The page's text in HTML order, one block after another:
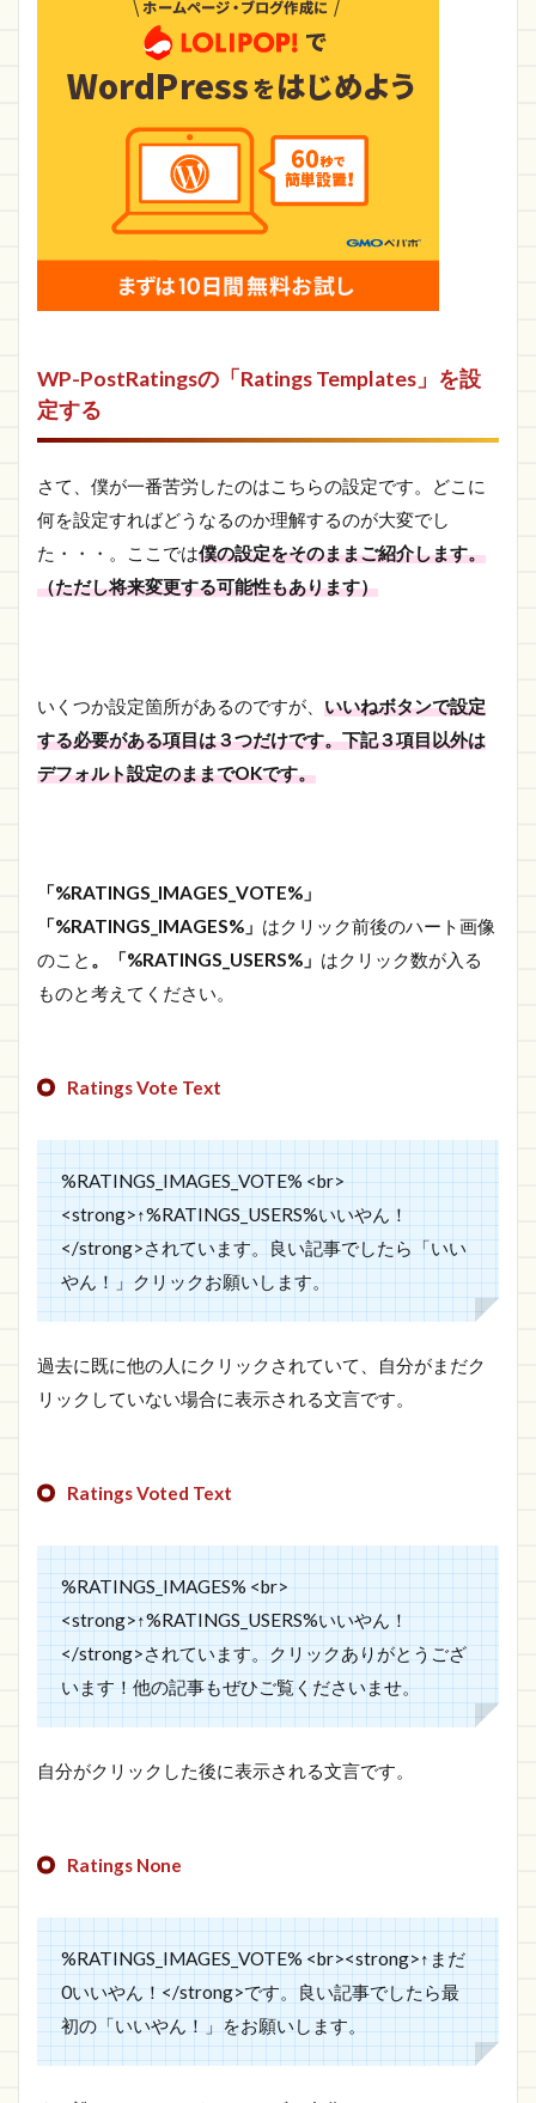
WP-PostRatingsの「Ratings Templates」を設
定する
さて、僕が一番苦労したのはこちらの設定です。どこに
何を設定すればどうなるのか理解するのが大変でし
た・・・。ここでは僕の設定をそのままご紹介します。
（ただし将来変更する可能性もあります）
いくつか設定箇所があるのですが、 いいねボタンで設定
する必要がある項目は３つだけです。下記３項目以外は
デフォルト設定のままでOKです。
「%RATINGS_IMAGES_VOTE%」
「%RATINGS_IMAGES%」 はクリック前後のハート画像
のこと 。「%RATINGS_USERS%」 はクリック数が入る
ものと考えてください。
Ratings Vote Text
%RATINGS_IMAGES_VOTE% <br>
<strong>↑%RATINGS_USERS%いいやん！
</strong>されています。良い記事でしたら「いい
やん！」クリックお願いします。
過去に既に他の人にクリックされていて、自分がまだク
リックしていない場合に表示される文言です。
Ratings Voted Text
%RATINGS_IMAGES% <br>
<strong>↑%RATINGS_USERS%いいやん！
</strong>されています。クリックありがとうござ
います！他の記事もぜひご覧くださいませ。
自分がクリックした後に表示される文言です。
Ratings None
%RATINGS_IMAGES_VOTE% <br><strong>↑まだ
0いいやん！</strong>です。良い記事でしたら最
初の「いいやん！」をお願いします。